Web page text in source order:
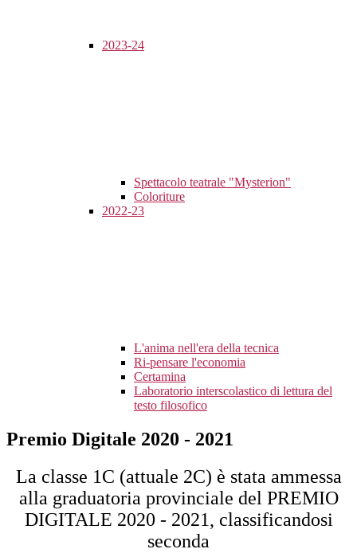
2023-24
Spettacolo teatrale "Mysterion"
Coloriture
2022-23
L'anima nell'era della tecnica
Ri-pensare l'economia
Certamina
Laboratorio interscolastico di lettura del
testo filosofico
Premio Digitale 2020 - 2021
La classe 1C (attuale 2C) è stata ammessa
alla graduatoria provinciale del PREMIO
DIGITALE 2020 - 2021, classificandosi
seconda